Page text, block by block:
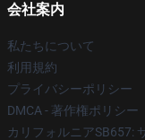
会社案内
私たちについて
利用規約
プライバシーポリシー
DMCA - 著作権ポリシー
カリフォルニアSB657: